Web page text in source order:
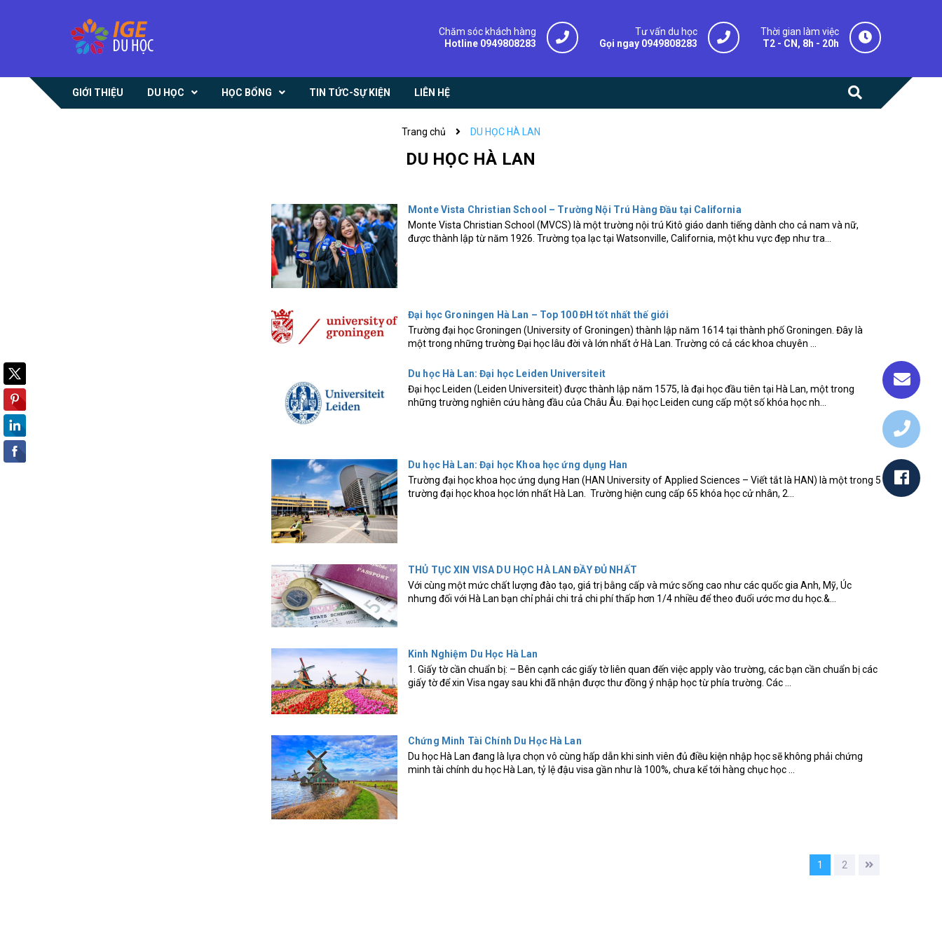
Thời gian làm việc
T2 - CN, 8h - 20h
Tư vấn du học
Gọi ngay 0949808283
Chăm sóc khách hàng
Hotline 0949808283
GIỚI THIỆU DU HỌC HỌC BỔNG TIN TỨC-SỰ KIỆN LIÊN HỆ
Trang chủ DU HỌC HÀ LAN
DU HỌC HÀ LAN
Monte Vista Christian School – Trường Nội Trú Hàng Đầu tại California
Monte Vista Christian School (MVCS) là một trường nội trú Kitô giáo danh tiếng dành cho cả nam và nữ,
được thành lập từ năm 1926. Trường tọa lạc tại Watsonville, California, một khu vực đẹp như tra...
Đại học Groningen Hà Lan – Top 100 ĐH tốt nhất thế giới
Trường đại học Groningen (University of Groningen) thành lập năm 1614 tại thành phố Groningen. Đây là
một trong những trường Đại học lâu đời và lớn nhất ở Hà Lan. Trường có cả các khoa chuyên ...
Du học Hà Lan: Đại học Leiden Universiteit
Đại học Leiden (Leiden Universiteit) được thành lập năm 1575, là đại học đầu tiên tại Hà Lan, một trong
những trường nghiên cứu hàng đầu của Châu Âu. Đại học Leiden cung cấp một số khóa học nh...
Du học Hà Lan: Đại học Khoa học ứng dụng Han
Trường đại học khoa học ứng dụng Han (HAN University of Applied Sciences – Viết tắt là HAN) là một trong 5
trường đại học khoa học lớn nhất Hà Lan. Trường hiện cung cấp 65 khóa học cử nhân, 2...
THỦ TỤC XIN VISA DU HỌC HÀ LAN ĐẦY ĐỦ NHẤT
Với cùng một mức chất lượng đào tạo, giá trị bằng cấp và mức sống cao như các quốc gia Anh, Mỹ, Úc
nhưng đối với Hà Lan bạn chỉ phải chi trả chi phí thấp hơn 1/4 nhiều để theo đuổi ước mơ du học.&...
Kinh Nghiệm Du Học Hà Lan
1. Giấy tờ cần chuẩn bị: – Bên cạnh các giấy tờ liên quan đến việc apply vào trường, các bạn cần chuẩn bị các
giấy tờ để xin Visa ngay sau khi đã nhận được thư đồng ý nhập học từ phía trường. Các ...
Chứng Minh Tài Chính Du Học Hà Lan
Du học Hà Lan đang là lựa chọn vô cùng hấp dẫn khi sinh viên đủ điều kiện nhập học sẽ không phải chứng
minh tài chính du học Hà Lan, tỷ lệ đậu visa gần như là 100%, chưa kể tới hàng chục học ...
1 2